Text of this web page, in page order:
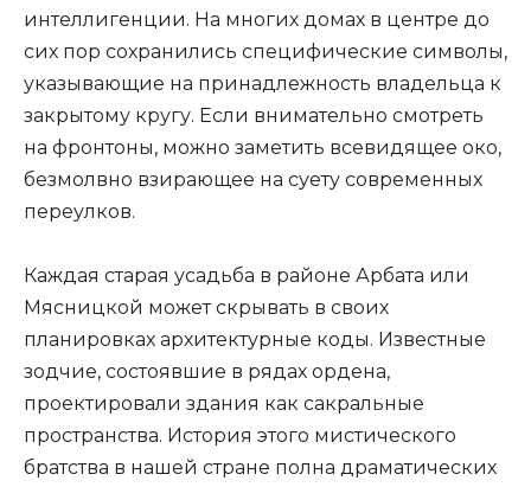
интеллигенции. На многих домах в центре до
сих пор сохранились специфические символы,
указывающие на принадлежность владельца к
закрытому кругу. Если внимательно смотреть
на фронтоны, можно заметить всевидящее око,
безмолвно взирающее на суету современных
переулков.
Каждая старая усадьба в районе Арбата или
Мясницкой может скрывать в своих
планировках архитектурные коды. Известные
зодчие, состоявшие в рядах ордена,
проектировали здания как сакральные
пространства. История этого мистического
братства в нашей стране полна драматических